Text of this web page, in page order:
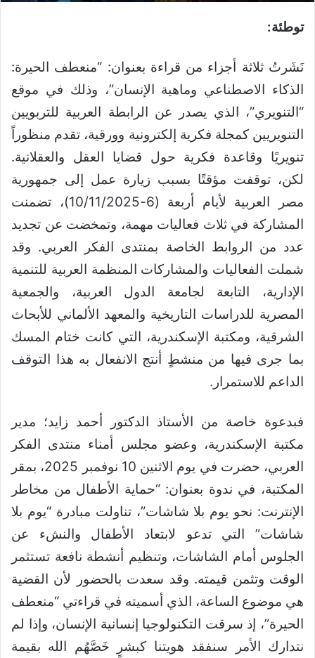
توطئة:
نَشَرتُ ثلاثة أجزاء من قراءة بعنوان: “منعطف الحيرة:
الذكاء الاصطناعي وماهية الإنسان”، وذلك في موقع
“التنويري”، الذي يصدر عن الرابطة العربية للتربويين
التنويريين كمجلة فكرية إلكترونية وورقية، تقدم منظوراً
تنويريًا وقاعدة فكرية حول قضايا العقل والعقلانية.
لكن، توقفت مؤقتًا بسبب زيارة عمل إلى جمهورية
مصر العربية لأيام أربعة (6-10/11/2025)، تضمنت
المشاركة في ثلاث فعاليات مهمة، وتمخضت عن تجديد
عدد من الروابط الخاصة بمنتدى الفكر العربي. وقد
شملت الفعاليات والمشاركات المنظمة العربية للتنمية
الإدارية، التابعة لجامعة الدول العربية، والجمعية
المصرية للدراسات التاريخية والمعهد الألماني للأبحاث
الشرقية، ومكتبة الإسكندرية، التي كانت ختام المسك
بما جرى فيها من منشطٍ أنتج الانفعال به هذا التوقف
الداعم للاستمرار.
فبدعوة خاصة من الأستاذ الدكتور أحمد زايد؛ مدير
مكتبة الإسكندرية، وعضو مجلس أمناء منتدى الفكر
العربي، حضرت في يوم الاثنين 10 نوفمبر 2025، بمقر
المكتبة، في ندوة بعنوان: “حماية الأطفال من مخاطر
الإنترنت: نحو يوم بلا شاشات”، تناولت مبادرة “يوم بلا
شاشات” التي تدعو لابتعاد الأطفال والنشء عن
الجلوس أمام الشاشات، وتنظيم أنشطة نافعة تستثمر
الوقت وتثمن قيمته. وقد سعدت بالحضور لأن القضية
هي موضوع الساعة، الذي أسميته في قراءتي “منعطف
الحيرة”، إذ سرقت التكنولوجيا إنسانية الإنسان، وإذا لم
نتدارك الأمر سنفقد هويتنا كبشرٍ خَصَّهُم الله بقيمة